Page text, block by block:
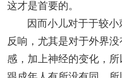
这才是首要的。
因而小儿对于于较
反响，尤其是对于外界
感，加上神经的变化，